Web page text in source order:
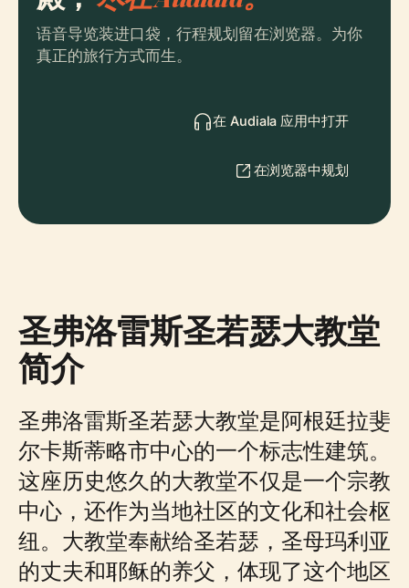
语音导览装进口袋，行程规划留在浏览器。为你
真正的旅行方式而生。
在 Audiala 应用中打开
在浏览器中规划
圣弗洛雷斯圣若瑟大教堂
简介
圣弗洛雷斯圣若瑟大教堂是阿根廷拉斐
尔卡斯蒂略市中心的一个标志性建筑。
这座历史悠久的大教堂不仅是一个宗教
中心，还作为当地社区的文化和社会枢
纽。大教堂奉献给圣若瑟，圣母玛利亚
的丈夫和耶稣的养父，体现了这个地区